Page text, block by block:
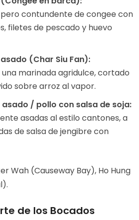
contundente de congee con
filetes de pescado y huevo
(Char Siu Fan):
marinada agridulce, cortado
sobre arroz al vapor.
/ pollo con salsa de soja:
asadas al estilo cantones, a
de salsa de jengibre con
Wah (Causeway Bay), Ho Hung
de los Bocados